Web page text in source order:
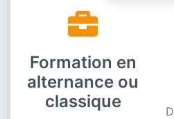
Formation en
alternance ou
classique